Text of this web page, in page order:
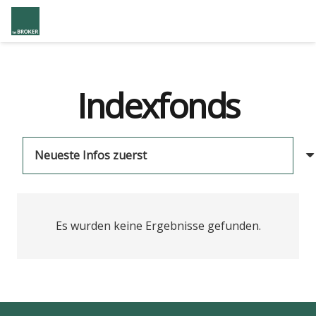
Indexfonds
Es wurden keine Ergebnisse gefunden.